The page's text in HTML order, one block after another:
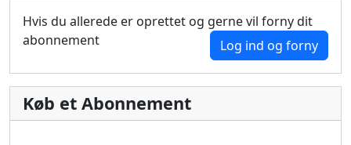
Hvis du allerede er oprettet og gerne vil forny dit
abonnement
Log ind og forny
Køb et Abonnement